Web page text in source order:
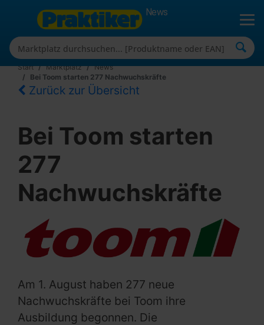
News
Start Marktplatz
News
Bei Toom starten 277 Nachwuchskräfte
Zurück zur Übersicht
Bei Toom starten
277
Nachwuchskräfte
Am 1. August haben 277 neue
Nachwuchskräfte bei Toom ihre
Ausbildung begonnen. Die